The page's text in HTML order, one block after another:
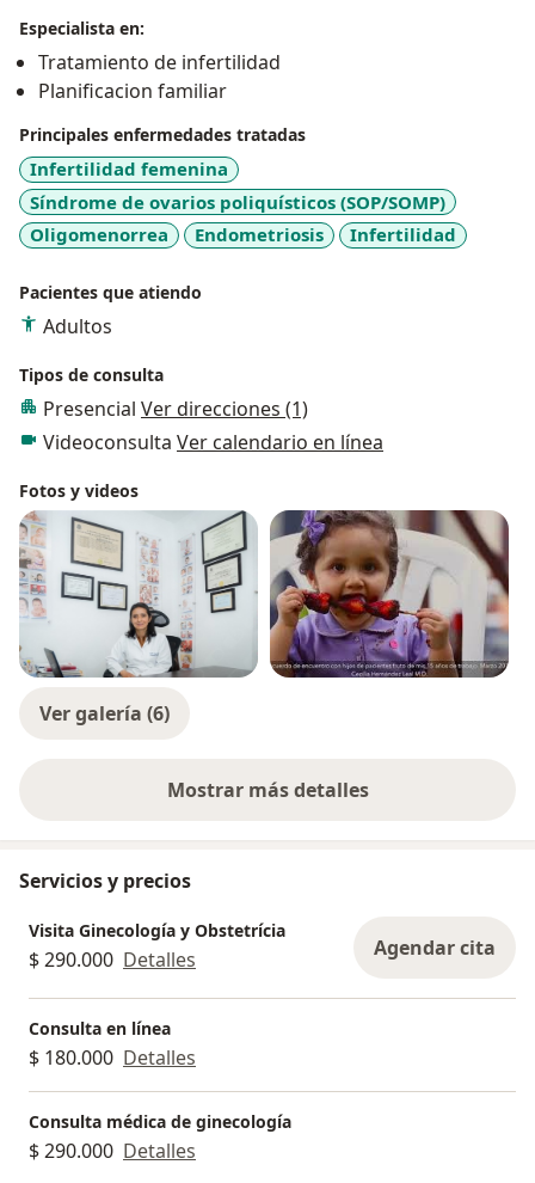
Ejerce su especialidad con entusiasmo y dedicación
renovados día a día con cada nuevo resultado positivo,
y nutridos con la gratitud de sus pacientes.
Enfoca su ejercicio profesional en el respeto por los
derechos de los individuos, en su deber de brindar
información transparente y clara y en su interés por
mantenerse al día en su formación académica y en las
implicaciones éticas de su trabajo.
Especialista en:
Tratamiento de infertilidad
Planificacion familiar
Principales enfermedades tratadas
Infertilidad femenina
Síndrome de ovarios poliquísticos (SOP/SOMP)
Oligomenorrea
Endometriosis Infertilidad
Pacientes que atiendo
Adultos
Tipos de consulta
Presencial Ver direcciones (1)
Videoconsulta Ver calendario en línea
Fotos y videos
Ver galería (6)
Mostrar más detalles
sobre la experiencia
Servicios y precios
Visita Ginecología y Obstetrícia
$ 290.000 Detalles Agendar cita
Consulta en línea
$ 180.000 Detalles
Consulta médica de ginecología
$ 290.000 Detalles